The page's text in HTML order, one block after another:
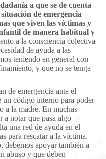
a que se de cuenta
de emergencia
que viven las víctimas y
de manera habitual y
a la consciencia colectiva
de ayuda a las
teniendo en general con
y que no se tenga
de emergencia ante el
un código interno para poder
a la madre. En muchas
a notar que pasa algo
una red de ayuda en el
para rescatar a la víctima.
debemos apoyar también a
abuso y que deben